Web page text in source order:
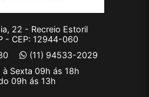
22 - Recreio Estoril
- CEP: 12944-060
(11) 94533-2029
Sexta 09h ás 18h
09h ás 13h